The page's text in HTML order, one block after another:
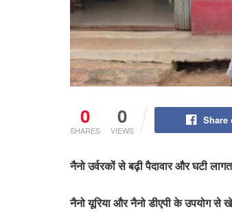
0
SHARES
0
VIEWS
Share
नैनो उर्वरकों से बढ़ी पैदावार और घटी
नैनो यूरिया और नैनो डीएपी के उपयोग